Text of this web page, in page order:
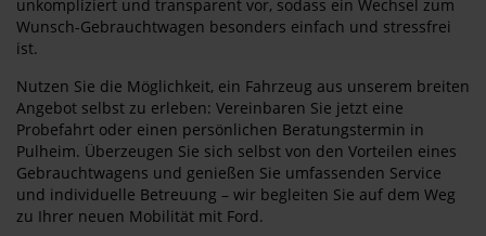
unkompliziert und transparent vor, sodass ein Wechsel zum
Wunsch-Gebrauchtwagen besonders einfach und stressfrei
ist.
Nutzen Sie die Möglichkeit, ein Fahrzeug aus unserem breiten
Angebot selbst zu erleben: Vereinbaren Sie jetzt eine
Probefahrt oder einen persönlichen Beratungstermin in
Pulheim. Überzeugen Sie sich selbst von den Vorteilen eines
Gebrauchtwagens und genießen Sie umfassenden Service
und individuelle Betreuung – wir begleiten Sie auf dem Weg
zu Ihrer neuen Mobilität mit Ford.